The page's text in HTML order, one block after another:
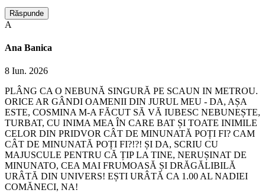
Răspunde
A
Ana Banica
8 Iun. 2026
PLÂNG CA O NEBUNĂ SINGURĂ PE SCAUN IN METROU.
ORICE AR GÂNDI OAMENII DIN JURUL MEU - DA, AȘA
ESTE, COSMINA M-A FĂCUT SĂ VĂ IUBESC NEBUNEȘTE,
TURBAT, CU INIMA MEA ÎN CARE BAT ȘI TOATE INIMILE
CELOR DIN PRIDVOR CÂT DE MINUNATĂ POȚI FI? CAM
CÂT DE MINUNATĂ POȚI FI?!?! ȘI DA, SCRIU CU
MAJUSCULE PENTRU CĂ ȚIP LA TINE, NERUȘINAT DE
MINUNATO, CEA MAI FRUMOASĂ ȘI DRĂGĂLIBILĂ
URÂTĂ DIN UNIVERS! EȘTI URÂTĂ CA 1.00 AL NADIEI
COMĂNECI, NA!